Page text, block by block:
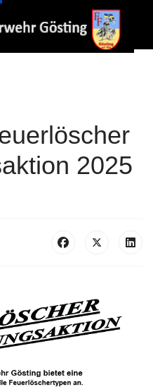
2025